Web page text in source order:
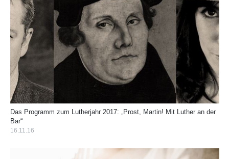
Das Programm zum Lutherjahr 2017: „Prost, Martin! Mit Luther an der
Bar“
16.11.16